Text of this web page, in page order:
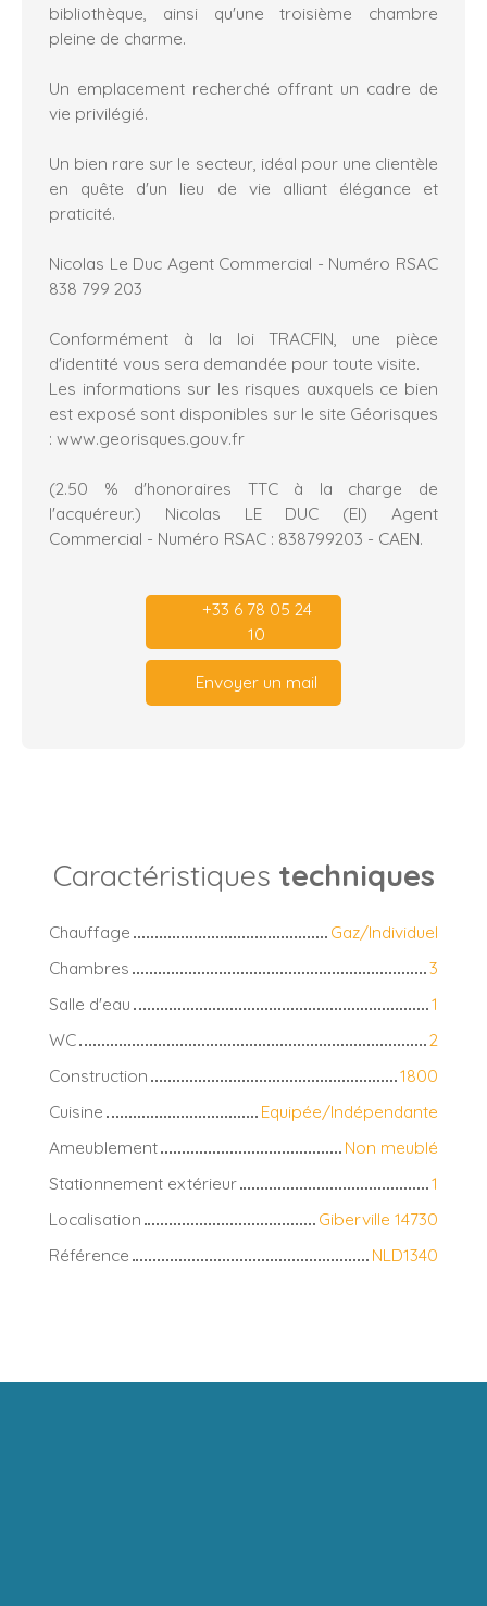
bibliothèque, ainsi qu'une troisième chambre
pleine de charme.
Un emplacement recherché offrant un cadre de
vie privilégié.
Un bien rare sur le secteur, idéal pour une clientèle
en quête d'un lieu de vie alliant élégance et
praticité.
Nicolas Le Duc Agent Commercial - Numéro RSAC
838 799 203
Conformément à la loi TRACFIN, une pièce
d'identité vous sera demandée pour toute visite.
Les informations sur les risques auxquels ce bien
est exposé sont disponibles sur le site Géorisques
: www.georisques.gouv.fr
(2.50 % d'honoraires TTC à la charge de
l'acquéreur.) Nicolas LE DUC (EI) Agent
Commercial - Numéro RSAC : 838799203 - CAEN.
+33 6 78 05 24
10
Envoyer un mail
Caractéristiques techniques
Chauffage
Gaz/Individuel
Chambres
3
Salle d'eau
1
WC
2
Construction
1800
Cuisine
Equipée/Indépendante
Ameublement
Non meublé
Stationnement extérieur
1
Localisation
Giberville 14730
Référence
NLD1340